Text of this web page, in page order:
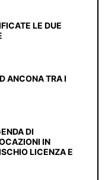
LE DUE
ANCONA TRA I
DI
IN
LICENZA E